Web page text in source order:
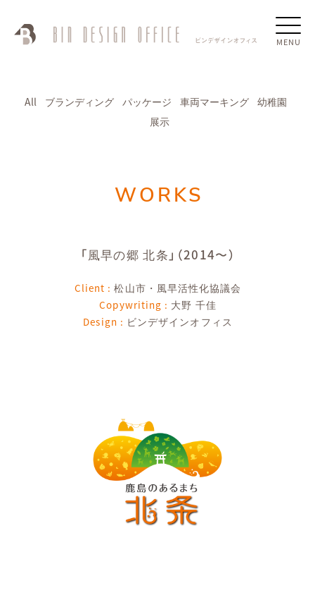
MENU
All ブランディング パッケージ 車両マーキング
幼稚園
展示
WORKS
「風早の郷 北条」（2014〜）
Client :松山市・風早活性化協議会
Copywriting : 大野 千佳
Design : ビンデザインオフィス